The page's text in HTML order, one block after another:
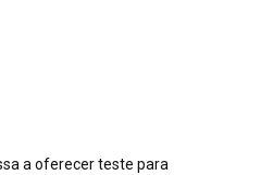
a oferecer teste para